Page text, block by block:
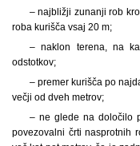
– najbližji zunanji rob
roba kurišča vsaj 20 m;
– naklon terena, na
odstotkov;
– premer kurišča po
večji od dveh metrov;
– ne glede na določilo
povezovalni črti nasprotnih